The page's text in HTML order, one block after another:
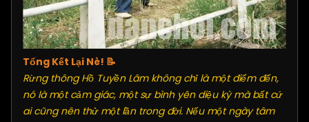
Tổng Kết Lại Nè! 📝
Rừng thông Hồ Tuyền Lâm không chỉ là một điểm đến,
nó là một cảm giác, một sự bình yên diệu kỳ mà bất cứ
ai cũng nên thử một lần trong đời. Nếu một ngày tâm